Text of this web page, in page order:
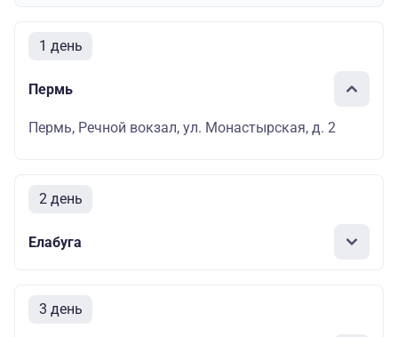
1 день
Пермь
Пермь, Речной вокзал, ул. Монастырская, д. 2
2 день
Елабуга
3 день